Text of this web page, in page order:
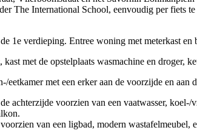
The International School, eenvoudig per fiets
1e verdieping. Entree woning met meterkast en
met de opstelplaats wasmachine en droger,
eetkamer met een erker aan de voorzijde en
achterzijde voorzien van een vaatwasser,
van een ligbad, modern wastafelmeubel,